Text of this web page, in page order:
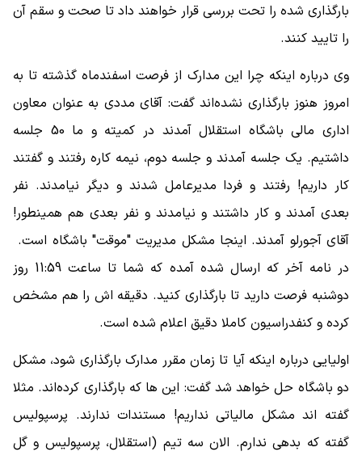
بارگذاری شده را تحت بررسی قرار خواهند داد تا صحت و سقم آن
را تایید کنند.
وی درباره اینکه چرا این مدارک از فرصت اسفندماه گذشته تا به
امروز هنوز بارگذاری نشده‌اند گفت: آقای مددی به عنوان معاون
اداری مالی باشگاه استقلال آمدند در کمیته و ما 50 جلسه
داشتیم. یک جلسه آمدند و جلسه دوم، نیمه کاره رفتند و گفتند
کار داریم! رفتند و فردا مدیرعامل شدند و دیگر نیامدند. نفر
بعدی آمدند و کار داشتند و نیامدند و نفر بعدی هم همینطور!
آقای آجورلو آمدند. اینجا مشکل مدیریت "موقت" باشگاه است.
در نامه آخر که ارسال شده آمده که شما تا ساعت 11:59 روز
دوشنبه فرصت دارید تا بارگذاری کنید. دقیقه اش را هم مشخص
کرده و کنفدراسیون کاملا دقیق اعلام شده است.
اولیایی درباره اینکه آیا تا زمان مقرر مدارک بارگذاری شود، مشکل
دو باشگاه حل خواهد شد گفت: این ها که بارگذاری کرده‌اند. مثلا
گفته اند مشکل مالیاتی نداریم! مستندات ندارند. پرسپولیس
گفته که بدهی ندارم. الان سه تیم (استقلال، پرسپولیس و گل